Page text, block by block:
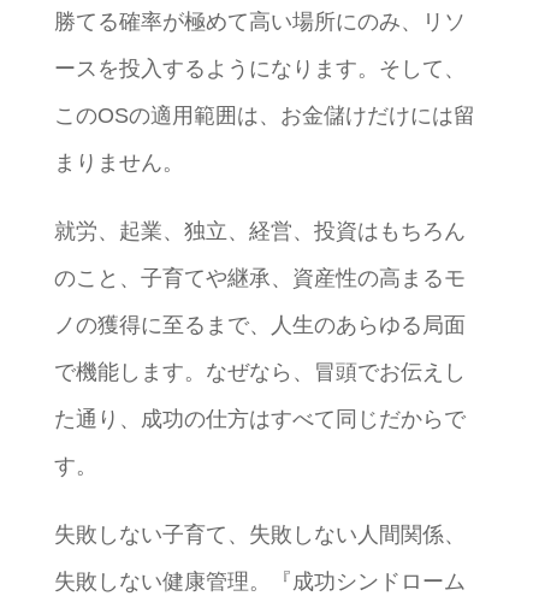
勝てる確率が極めて高い場所にのみ、リソ
ースを投入するようになります。そして、
このOSの適用範囲は、お金儲けだけには留
まりません。
就労、起業、独立、経営、投資はもちろん
のこと、子育てや継承、資産性の高まるモ
ノの獲得に至るまで、人生のあらゆる局面
で機能します。なぜなら、冒頭でお伝えし
た通り、成功の仕方はすべて同じだからで
す。
失敗しない子育て、失敗しない人間関係、
失敗しない健康管理。『成功シンドローム